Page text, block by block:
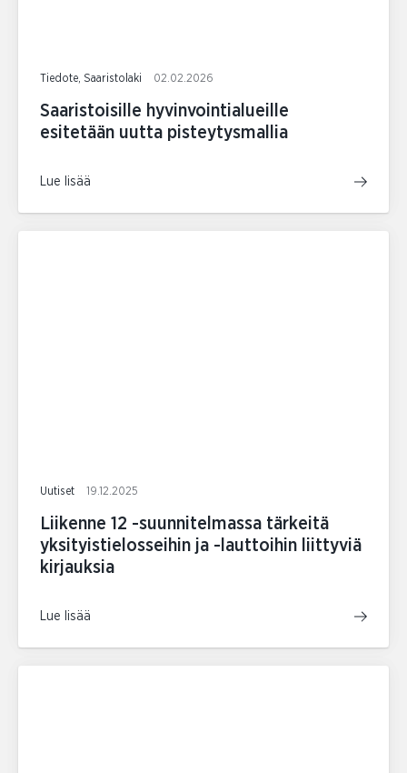
Tiedote, Saaristolaki 02.02.2026
Saaristoisille hyvinvointialueille
esitetään uutta pisteytysmallia
Lue lisää
Uutiset 19.12.2025
Liikenne 12 -suunnitelmassa tärkeitä
yksityistielosseihin ja -lauttoihin liittyviä
kirjauksia
Lue lisää